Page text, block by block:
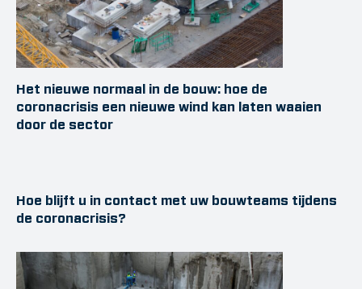
Het nieuwe normaal in de bouw: hoe de
coronacrisis een nieuwe wind kan laten waaien
door de sector
Hoe blijft u in contact met uw bouwteams tijdens
de coronacrisis?